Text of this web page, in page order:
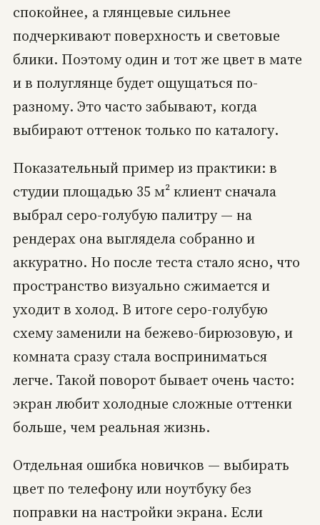
спокойнее, а глянцевые сильнее
подчеркивают поверхность и световые
блики. Поэтому один и тот же цвет в мате
и в полуглянце будет ощущаться по-
разному. Это часто забывают, когда
выбирают оттенок только по каталогу.
Показательный пример из практики: в
студии площадью 35 м² клиент сначала
выбрал серо-голубую палитру — на
рендерах она выглядела собранно и
аккуратно. Но после теста стало ясно, что
пространство визуально сжимается и
уходит в холод. В итоге серо-голубую
схему заменили на бежево-бирюзовую, и
комната сразу стала восприниматься
легче. Такой поворот бывает очень часто:
экран любит холодные сложные оттенки
больше, чем реальная жизнь.
Отдельная ошибка новичков — выбирать
цвет по телефону или ноутбуку без
поправки на настройки экрана. Если